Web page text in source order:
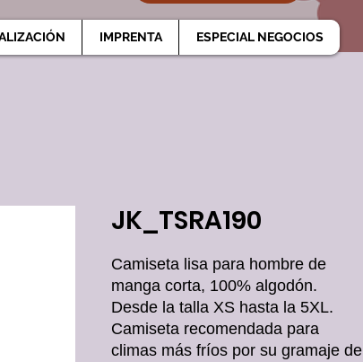
IMPRENTA ESPECIAL NEGOCIOS
JK_TSRA190
Camiseta lisa para hombre de
manga corta, 100% algodón.
Desde la talla XS hasta la 5XL.
Camiseta recomendada para
climas más fríos por su gramaje de